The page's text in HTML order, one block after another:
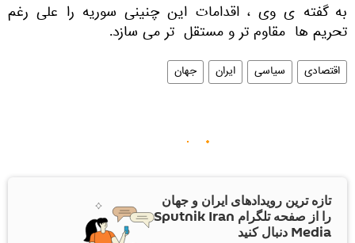
به گفته ی وی ، اقدامات این چنینی سوریه را علی رغم
تحریم ها مقاوم تر و مستقل تر می سازد.
اقتصادی سیاسی ایران جهان
تازه ترین رویدادهای ایران و جهان
را از صفحه تلگرام Sputnik Iran
Media دنبال کنید